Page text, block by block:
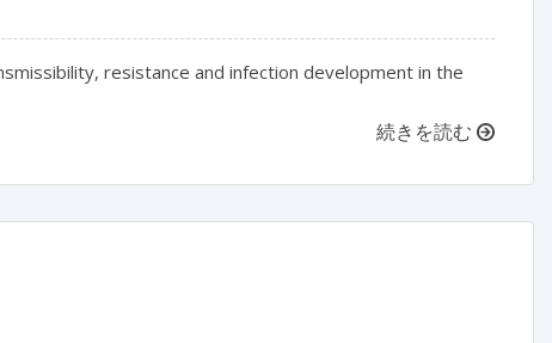
resistance and infection development in the
続きを読む